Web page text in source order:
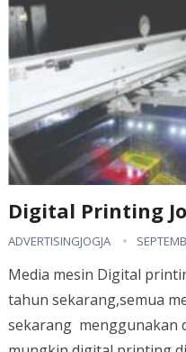
Digital Printing
ADVERTISINGJOGJA
Media mesin Digital
tahun sekarang,semua
sekarang menggunakan